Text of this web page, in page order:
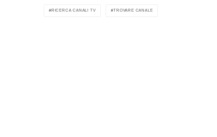
RICERCA CANALI TV TROVARE CANALE